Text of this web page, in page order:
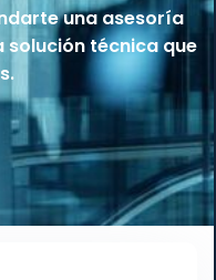
una asesoría
técnica que